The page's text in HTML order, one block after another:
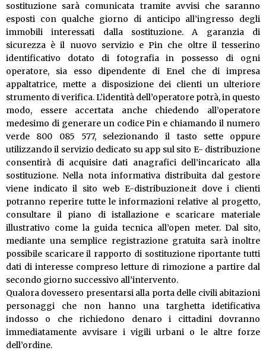
sostituzione sarà comunicata tramite avvisi che saranno
esposti con qualche giorno di anticipo all’ingresso degli
immobili interessati dalla sostituzione. A garanzia di
sicurezza è il nuovo servizio e Pin che oltre il tesserino
identificativo dotato di fotografia in possesso di ogni
operatore, sia esso dipendente di Enel che di impresa
appaltatrice, mette a disposizione dei clienti un ulteriore
strumento di verifica. L’identità dell’operatore potrà, in questo
modo, essere accertata anche chiedendo all’operatore
medesimo di generare un codice Pin e chiamando il numero
verde 800 085 577, selezionando il tasto sette oppure
utilizzando il servizio dedicato su app sul sito E- distribuzione
consentirà di acquisire dati anagrafici dell’incaricato alla
sostituzione. Nella nota informativa distribuita dal gestore
viene indicato il sito web E-distribuzione.it dove i clienti
potranno reperire tutte le informazioni relative al progetto,
consultare il piano di istallazione e scaricare materiale
illustrativo come la guida tecnica all’open meter. Dal sito,
mediante una semplice registrazione gratuita sarà inoltre
possibile scaricare il rapporto di sostituzione riportante tutti
dati di interesse compreso letture di rimozione a partire dal
secondo giorno successivo all’intervento.
Qualora dovessero presentarsi alla porta delle civili abitazioni
personaggi che non hanno una targhetta idetificativa
indosso o che richiedono denaro i cittadini dovranno
immediatamente avvisare i vigili urbani o le altre forze
dell’ordine.